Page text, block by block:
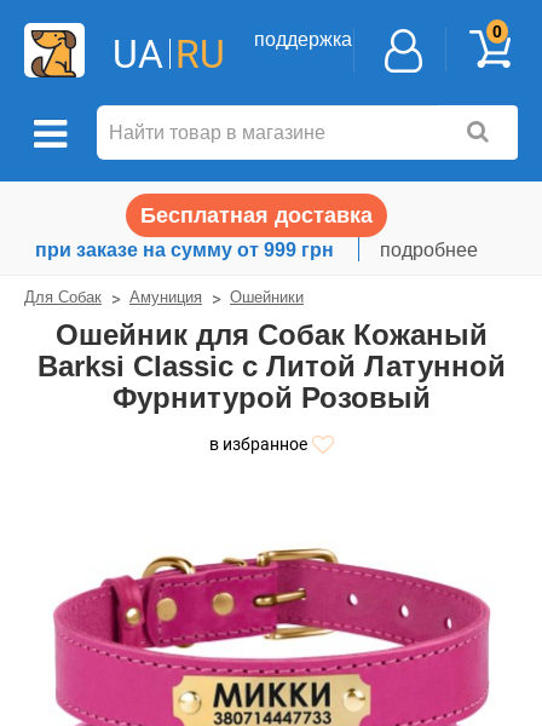
UA RU поддержка 0
Бесплатная доставка
при заказе на сумму от 999 грн подробнее
Для Собак Амуниция Ошейники
Ошейник для Собак Кожаный
Barksi Classic с Литой Латунной
Фурнитурой Розовый
в избранное